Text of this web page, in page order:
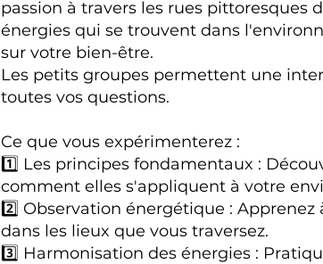
passion à travers les rues
énergies qui se trouvent dans
sur votre bien-être.
Les petits groupes permettent une
toutes vos questions.
Ce que vous expérimenterez :
1️⃣ Les principes fondamentaux :
comment elles s'appliquent à votre
2️⃣ Observation énergétique :
dans les lieux que vous traversez.
3️⃣ Harmonisation des énergies :